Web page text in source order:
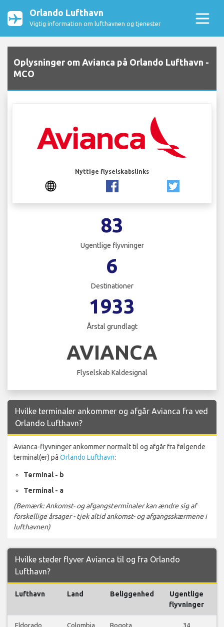
Orlando Lufthavn
Vigtig information om lufthavnen og tjenester
Oplysninger om Avianca på Orlando Lufthavn -
MCO
Nyttige flyselskabslinks
83
Ugentlige flyvninger
6
Destinationer
1933
Årstal grundlagt
AVIANCA
Flyselskab Kaldesignal
Hvilke terminaler ankommer og afgår Avianca fra ved
Orlando Lufthavn?
Avianca-flyvninger ankommer normalt til og afgår fra følgende
terminal(er) på Orlando Lufthavn:
Terminal - b
Terminal - a
(Bemærk: Ankomst- og afgangsterminaler kan ændre sig af
forskellige årsager - tjek altid ankomst- og afgangsskærmene i
lufthavnen)
Hvilke steder flyver Avianca til og fra Orlando
Lufthavn?
Lufthavn Land Beliggenhed
Ugentlige
flyvninger
Eldorado
Colombia Bogota
34